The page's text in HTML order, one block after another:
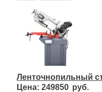
Ленточнопильный
249850